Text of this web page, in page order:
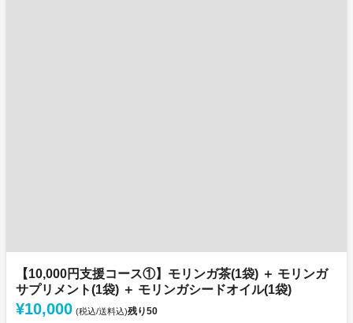
【10,000円支援コース①】モリンガ茶(1袋) ＋ モリンガ
サプリメント(1袋) ＋ モリンガシードオイル(1袋)
¥10,000 (税込/送料込)残り50